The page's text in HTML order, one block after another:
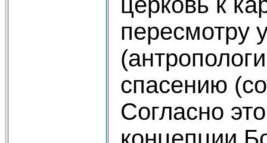
пересмотру
спасению
Согласно